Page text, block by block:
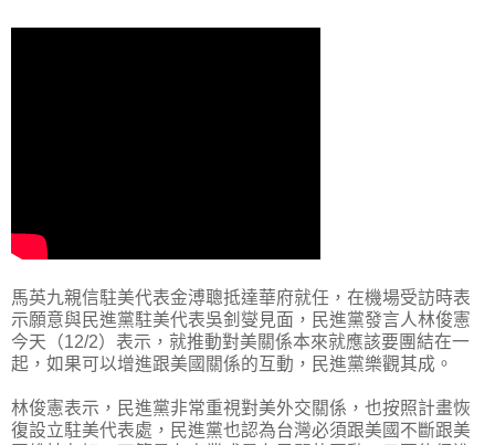
馬英九親信駐美代表金溥聰抵達華府就任，在機場受訪時表
示願意與民進黨駐美代表吳釗燮見面，民進黨發言人林俊憲
今天（12/2）表示，就推動對美關係本來就應該要團結在一
起，如果可以增進跟美國關係的互動，民進黨樂觀其成。
林俊憲表示，民進黨非常重視對美外交關係，也按照計畫恢
復設立駐美代表處，民進黨也認為台灣必須跟美國不斷跟美